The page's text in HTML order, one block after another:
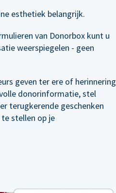
esthetiek belangrijk.
van Donorbox kunt u
weerspiegelen - geen
geven ter ere of herinnering
donorinformatie, stel
terugkerende geschenken
stellen op je